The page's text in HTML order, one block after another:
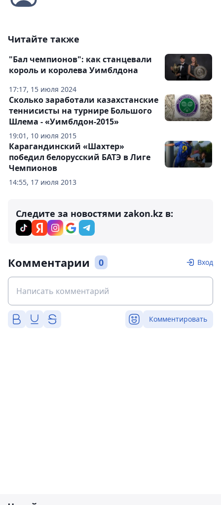
Читайте также
17:17, 15 июля 2024
"Бал чемпионов": как станцевали
король и королева Уимблдона
19:01, 10 июля 2015
Сколько заработали казахстанские
теннисисты на турнире Большого
Шлема - «Уимблдон-2015»
14:55, 17 июля 2013
Карагандинский «Шахтер»
победил белорусский БАТЭ в Лиге
Чемпионов
Следите за новостями zakon.kz в:
Комментарии 0 Вход
Комментировать